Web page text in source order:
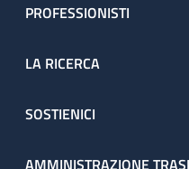
PROFESSIONISTI
LA RICERCA
SOSTIENICI
AMMINISTRAZIONE